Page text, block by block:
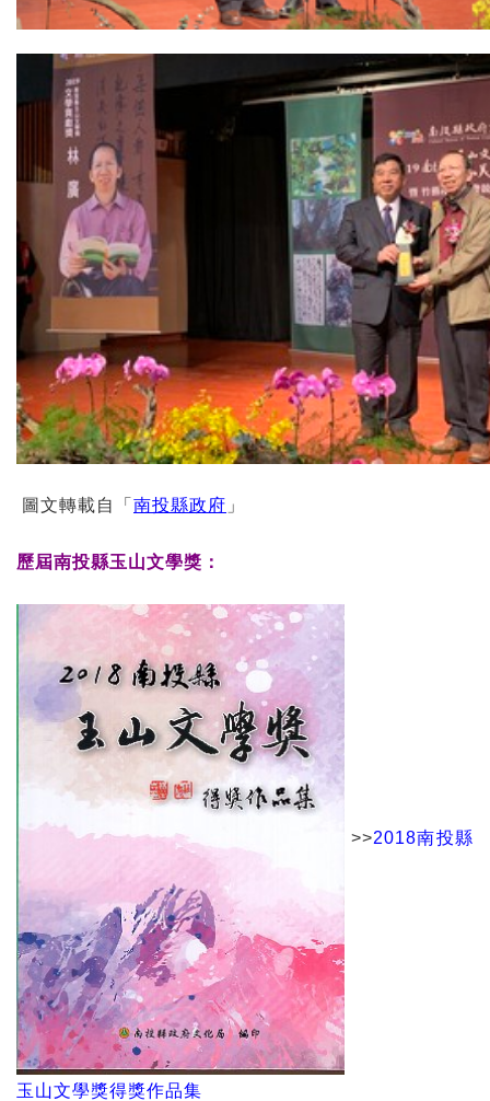
圖文轉載自「 南投縣政府 」
歷屆南投縣玉山文學獎：
>>2018南投縣
玉山文學獎得獎作品集